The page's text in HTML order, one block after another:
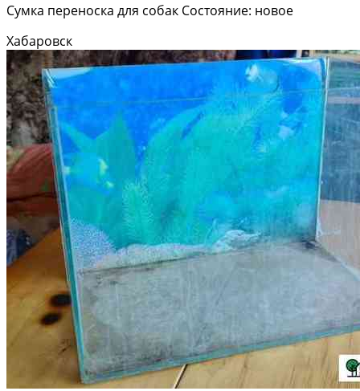
Сумка переноска для собак Состояние: новое
Хабаровск